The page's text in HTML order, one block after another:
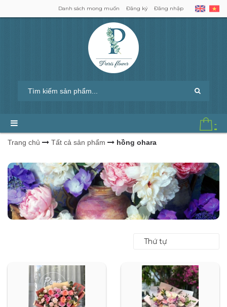
Danh sách mong muốn Đăng ký Đăng nhập
-
Trang chủ Tất cả sản phẩm hồng ohara
Thứ tự